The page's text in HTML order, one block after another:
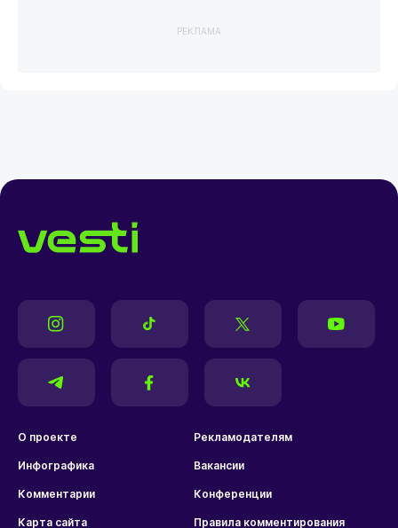
РЕКЛАМА
О проекте Рекламодателям
Инфографика Вакансии
Комментарии Конференции
Карта сайта Правила комментирования